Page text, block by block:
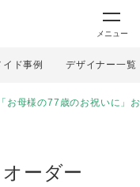
メニュー
ド事例 デザイナー一覧
「お母様の77歳のお祝いに」
ーダー